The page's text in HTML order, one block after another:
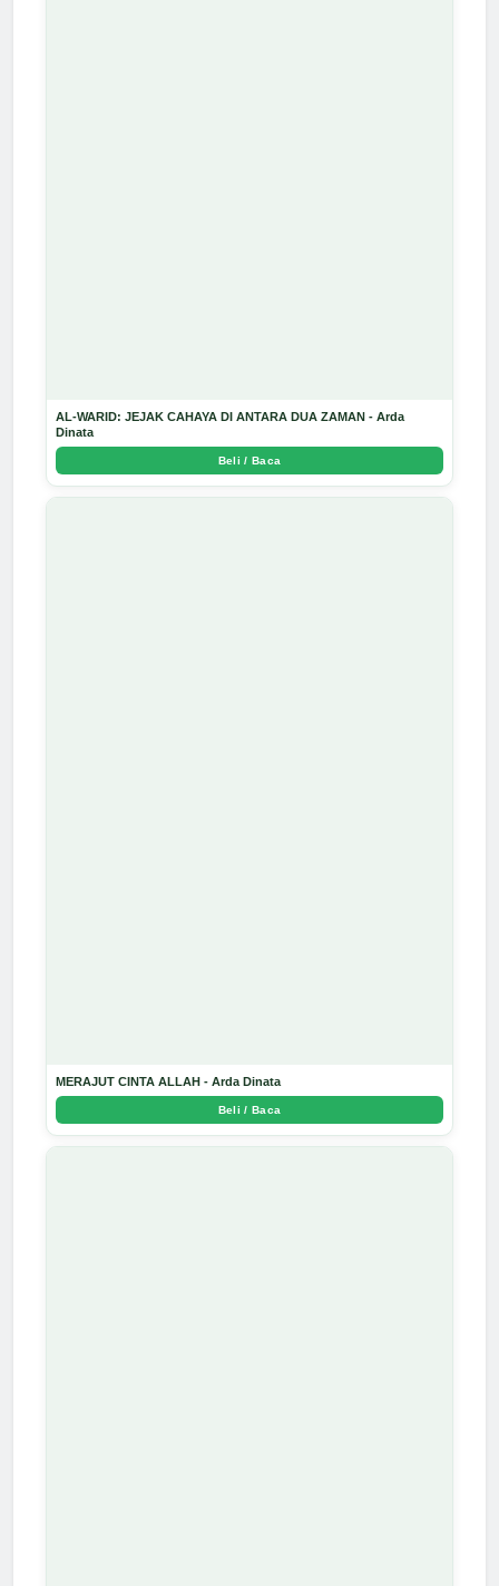
AL-WARID: JEJAK CAHAYA DI ANTARA DUA ZAMAN - Arda
Dinata
Beli / Baca
MERAJUT CINTA ALLAH - Arda Dinata
Beli / Baca